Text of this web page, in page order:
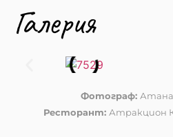
Галерия
Фотограф:
Ресторант: Атракцион